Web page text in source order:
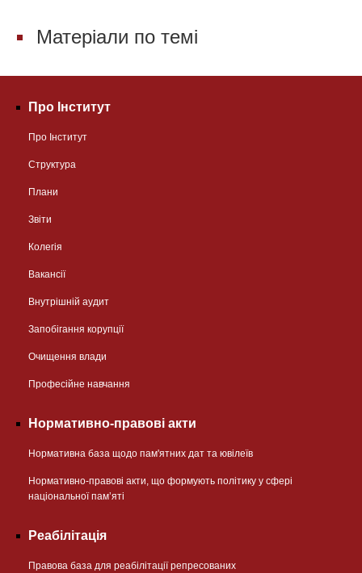
Матеріали по темі
Про Інститут
Про Інститут
Структура
Плани
Звіти
Колегія
Вакансії
Внутрішній аудит
Запобігання корупції
Очищення влади
Професійне навчання
Нормативно-правові акти
Нормативна база щодо пам'ятних дат та ювілеїв
Нормативно-правові акти, що формують політику у сфері
національної памʼяті
Реабілітація
Правова база для реабілітації репресованих